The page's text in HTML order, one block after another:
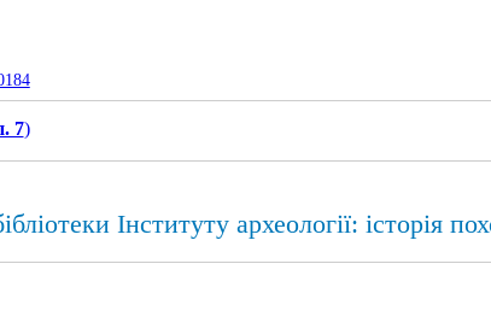
7)
Інституту археології: історія